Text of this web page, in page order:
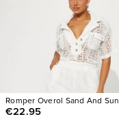
Romper Overol Sand And Sun
Crochet
€22.95